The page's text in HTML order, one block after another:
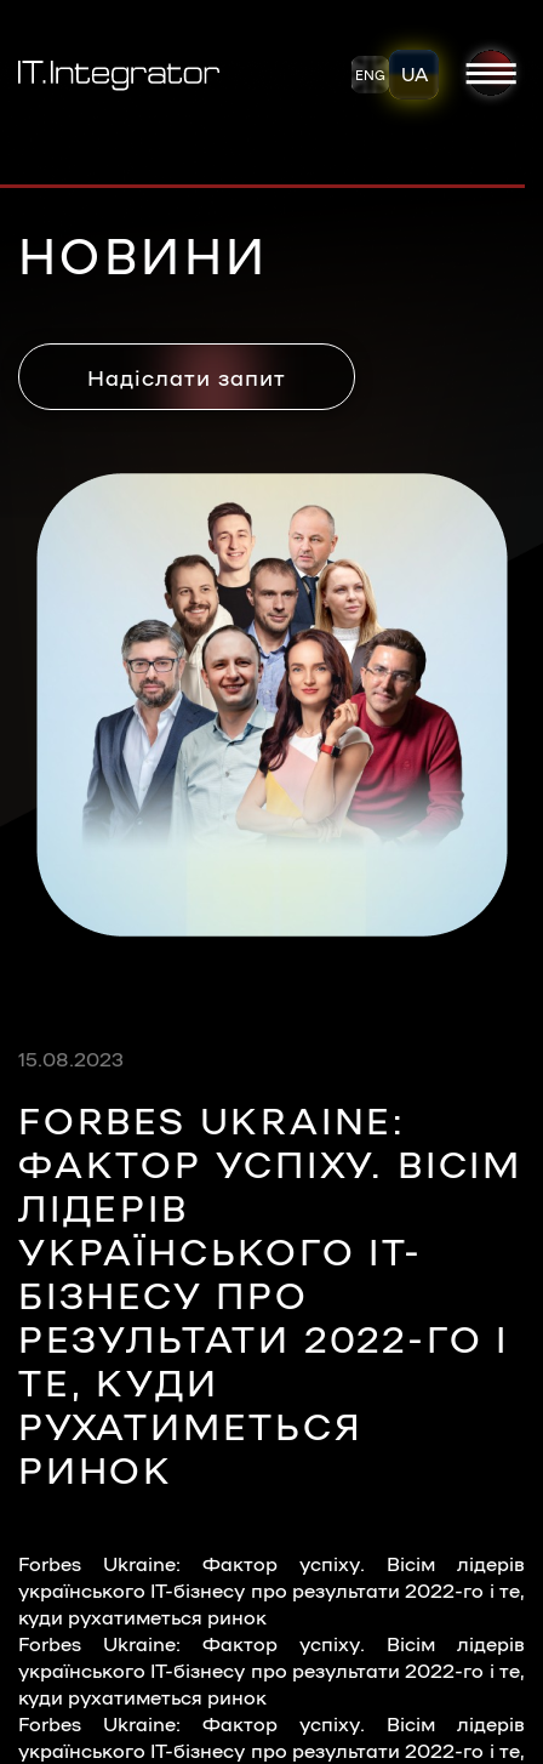
ENG UA
НОВИНИ
Надіслати запит
15.08.2023
FORBES UKRAINE:
ФАКТОР УСПІХУ. ВІСІМ
ЛІДЕРІВ
УКРАЇНСЬКОГО ІТ-
БІЗНЕСУ ПРО
РЕЗУЛЬТАТИ 2022-ГО І
ТЕ, КУДИ
РУХАТИМЕТЬСЯ
РИНОК
Forbes Ukraine: Фактор успіху. Вісім лідерів
українського ІТ-бізнесу про результати 2022-го і те,
куди рухатиметься ринок
Forbes Ukraine: Фактор успіху. Вісім лідерів
українського ІТ-бізнесу про результати 2022-го і те,
куди рухатиметься ринок
Forbes Ukraine: Фактор успіху. Вісім лідерів
українського ІТ-бізнесу про результати 2022-го і те,